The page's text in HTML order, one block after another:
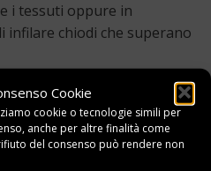
Cookie
cookie o tecnologie simili per
anche per altre finalità come
del consenso può rendere non
i tessuti oppure in
infilare chiodi che superano
una tipologia utilizzata
sparare chiodi che hanno
utilizzate in settore